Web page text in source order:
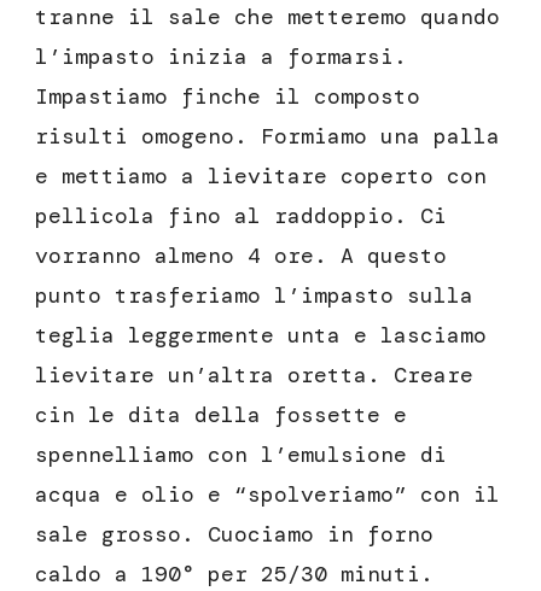
tranne il sale che metteremo quando
l’impasto inizia a formarsi.
Impastiamo finche il composto
risulti omogeno. Formiamo una palla
e mettiamo a lievitare coperto con
pellicola fino al raddoppio. Ci
vorranno almeno 4 ore. A questo
punto trasferiamo l’impasto sulla
teglia leggermente unta e lasciamo
lievitare un’altra oretta. Creare
cin le dita della fossette e
spennelliamo con l’emulsione di
acqua e olio e “spolveriamo” con il
sale grosso. Cuociamo in forno
caldo a 190° per 25/30 minuti.